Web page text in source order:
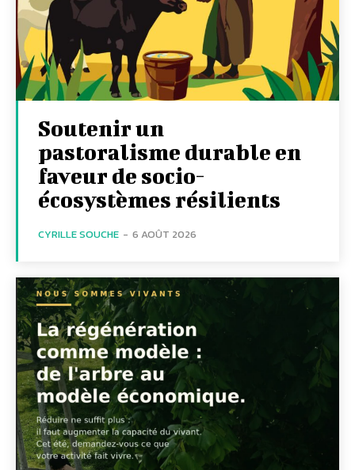
Soutenir un
pastoralisme durable en
faveur de socio-
écosystèmes résilients
CYRILLE SOUCHE - 6 AOÛT 2026